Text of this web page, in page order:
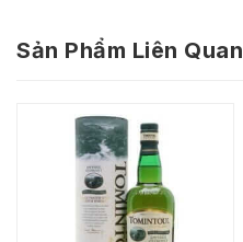
Sản Phẩm Liên Quan